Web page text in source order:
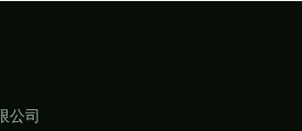
公司